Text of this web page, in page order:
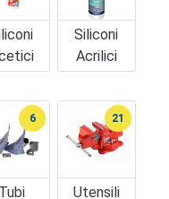
Siliconi
Acrilici
Tubi
6
Utensili
21